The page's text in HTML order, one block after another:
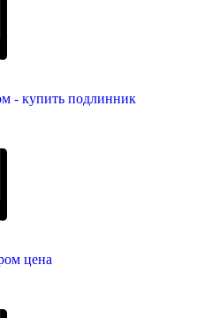
- купить подлинник
цена